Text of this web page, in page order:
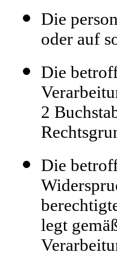
Die
oder auf
Die
2
Die
legt